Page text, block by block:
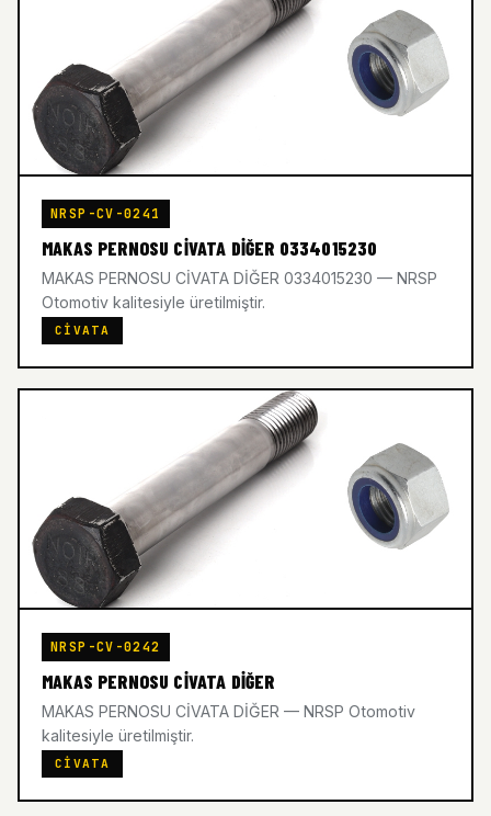
NRSP-CV-0241
MAKAS PERNOSU CİVATA DİĞER 0334015230
MAKAS PERNOSU CİVATA DİĞER 0334015230 — NRSP
Otomotiv kalitesiyle üretilmiştir.
CIVATA
NRSP-CV-0242
MAKAS PERNOSU CİVATA DİĞER
MAKAS PERNOSU CİVATA DİĞER — NRSP Otomotiv
kalitesiyle üretilmiştir.
CIVATA